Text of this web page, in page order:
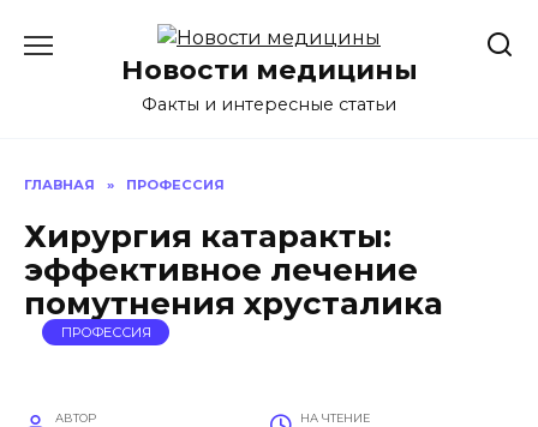
содержаниюНовости медицины
Факты и интересные статьи
ГЛАВНАЯ » ПРОФЕССИЯ
Хирургия катаракты:
эффективное лечение
помутнения хрусталика
ПРОФЕССИЯ
АВТОР НА ЧТЕНИЕ